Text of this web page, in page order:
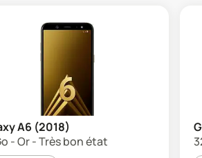
A6 (2018)
- Or - Très bon état